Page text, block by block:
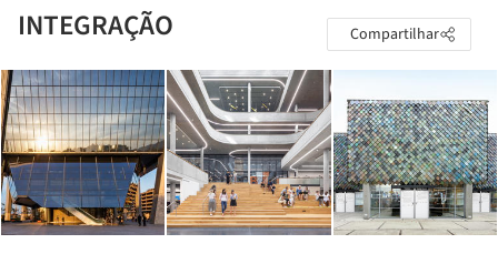
INTEGRAÇÃO Compartilhar